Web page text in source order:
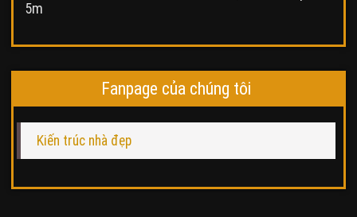
5m
Fanpage của chúng tôi
Kiến trúc nhà đẹp